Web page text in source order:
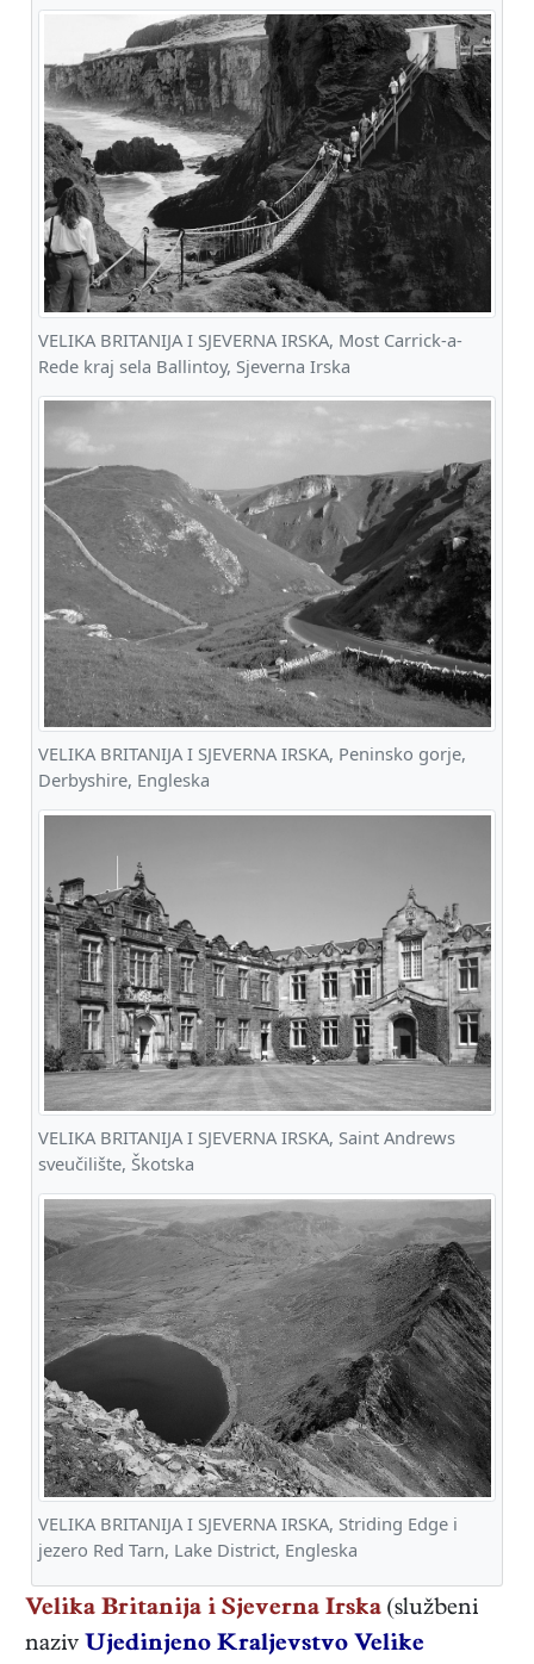
VELIKA BRITANIJA I SJEVERNA IRSKA, Most Carrick-a-
Rede kraj sela Ballintoy, Sjeverna Irska
VELIKA BRITANIJA I SJEVERNA IRSKA, Peninsko gorje,
Derbyshire, Engleska
VELIKA BRITANIJA I SJEVERNA IRSKA, Saint Andrews
sveučilište, Škotska
VELIKA BRITANIJA I SJEVERNA IRSKA, Striding Edge i
jezero Red Tarn, Lake District, Engleska
Velika Britanija i Sjeverna Irska (službeni
naziv Ujedinjeno Kraljevstvo Velike